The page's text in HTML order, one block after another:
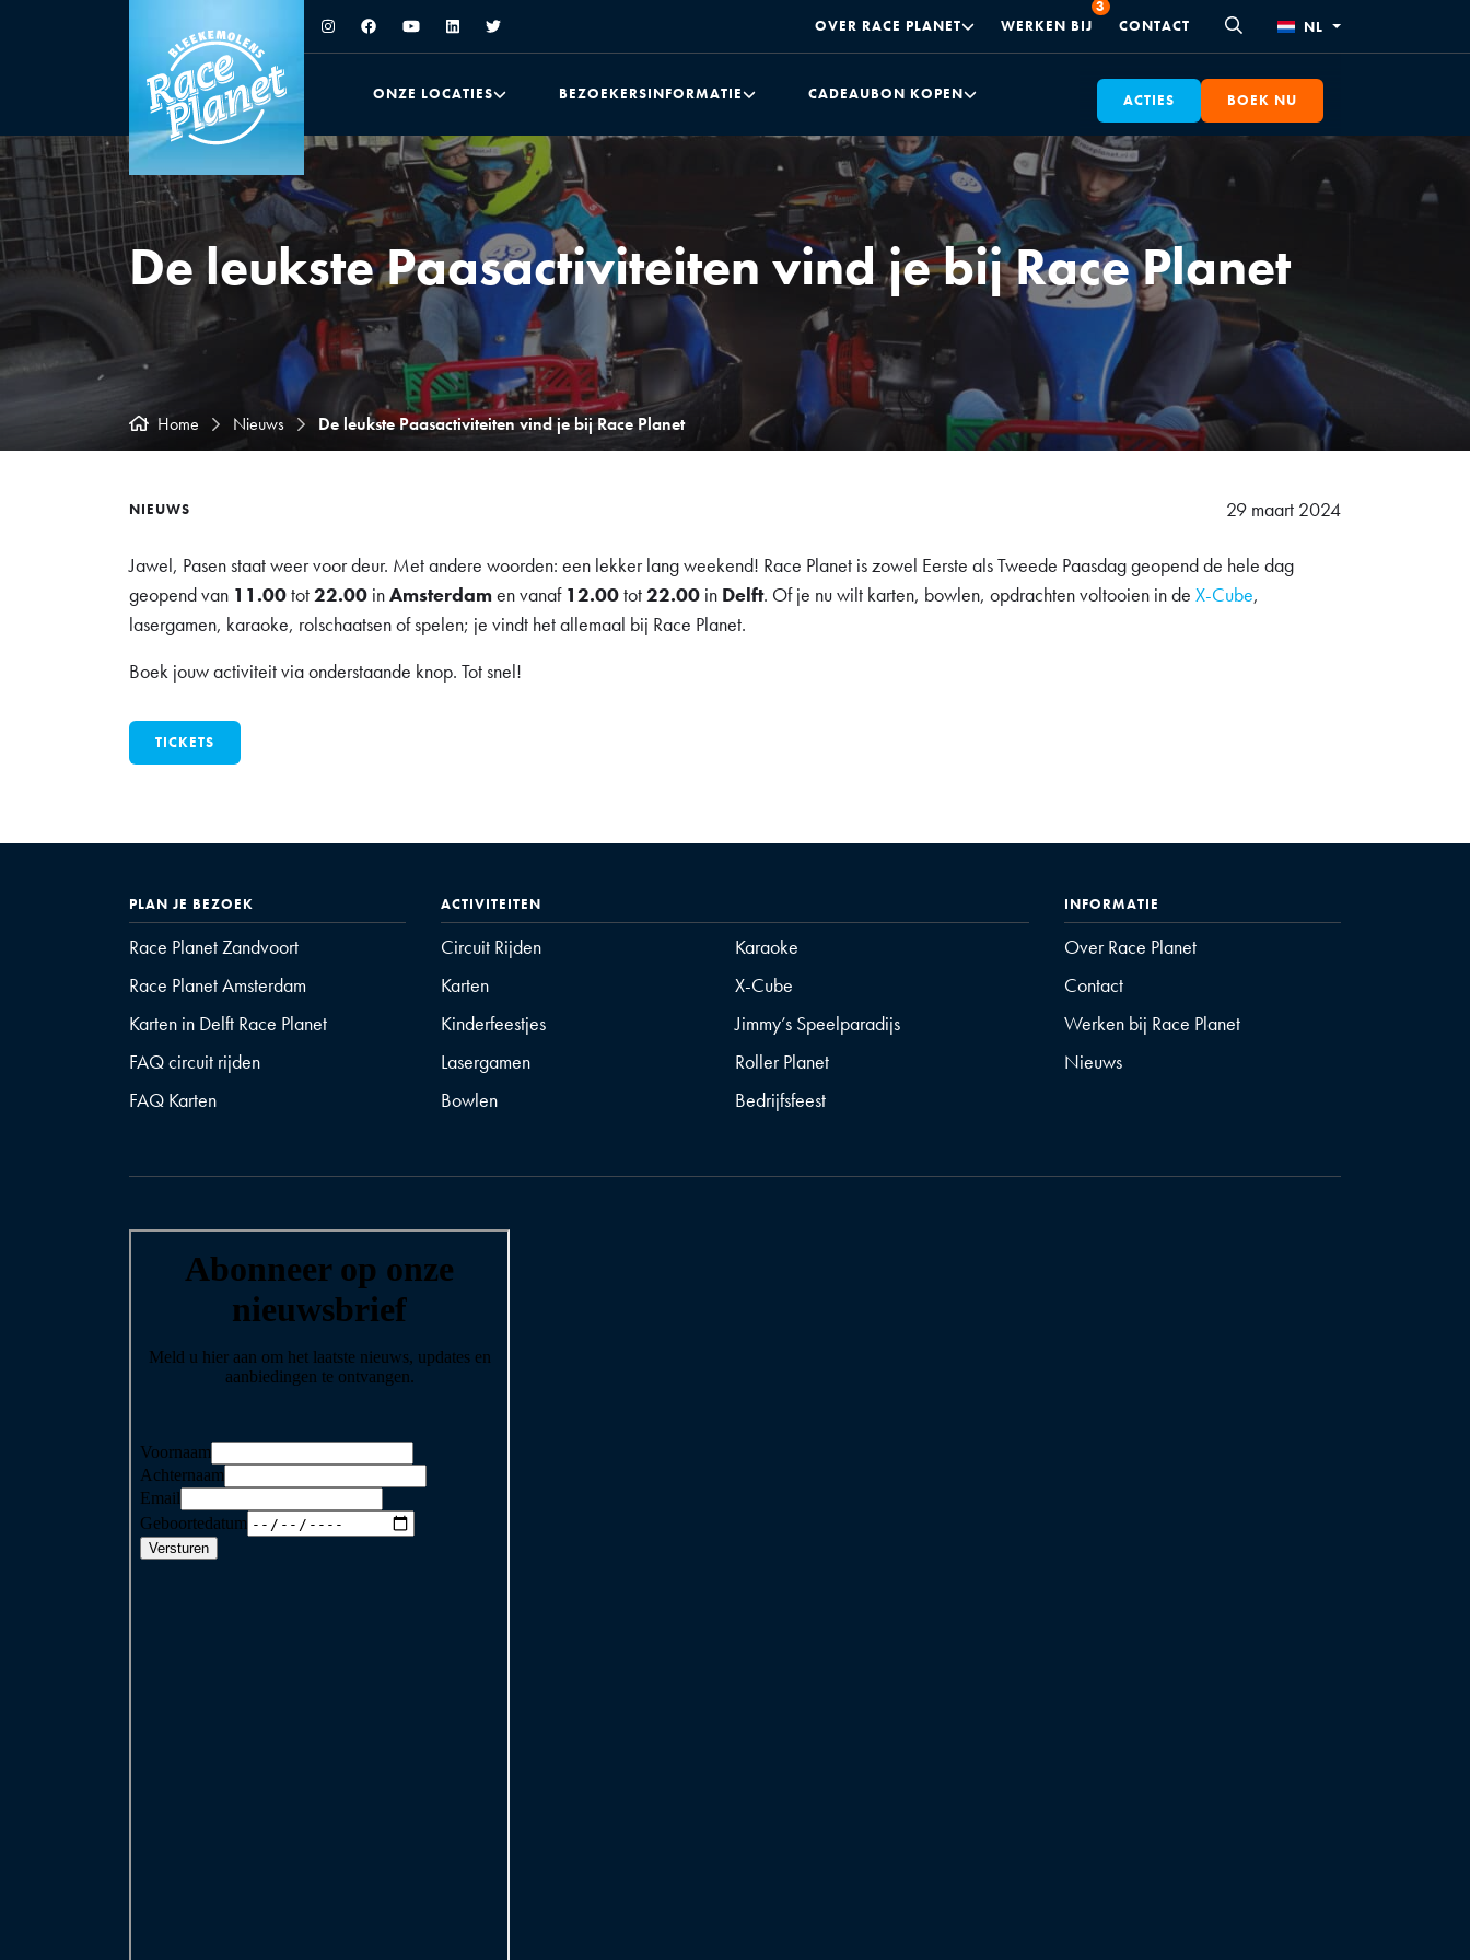
OVER RACE PLANET WERKEN BIJ CONTACT NL
ONZE LOCATIES BEZOEKERSINFORMATIE CADEAUBON KOPEN ACTIES BOEK NU
De leukste Paasactiviteiten vind je bij Race Planet
Home Nieuws De leukste Paasactiviteiten vind je bij Race Planet
NIEUWS 29 maart 2024
Jawel, Pasen staat weer voor deur. Met andere woorden: een lekker lang weekend! Race Planet is zowel Eerste als Tweede Paasdag geopend de hele dag
geopend van 11.00tot22.00 inAmsterdamen vanaf 12.00tot22.00 in Delft. Of je nu wilt karten, bowlen, opdrachten voltooien in de X-Cube,
lasergamen, karaoke, rolschaatsen of spelen; je vindt het allemaal bij Race Planet.
Boek jouw activiteit via onderstaande knop. Tot snel!
TICKETS
PLAN JE BEZOEK
Race Planet Zandvoort
Race Planet Amsterdam
Karten in Delft Race Planet
FAQ circuit rijden
FAQ Karten
ACTIVITEITEN
Circuit Rijden
Karaoke
Karten
X-Cube
Kinderfeestjes
Jimmy’s Speelparadijs
Lasergamen
Roller Planet
Bowlen
Bedrijfsfeest
INFORMATIE
Over Race Planet
Contact
Werken bij Race Planet
Nieuws